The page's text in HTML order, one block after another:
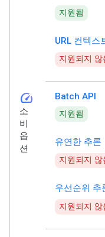
지원됨
URL 컨텍스
지원되지 않
speed
소
비
옵
션
Batch API
지원됨
유연한 추론
지원되지 않
우선순위 추
지원되지 않